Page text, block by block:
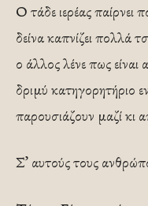
Ο τάδε ιερέας
δείνα καπνίζει πολλά
ο άλλος λένε πως είναι
δριμύ κατηγορητήριο
παρουσιάζουν μαζί κι
Σ’ αυτούς τους